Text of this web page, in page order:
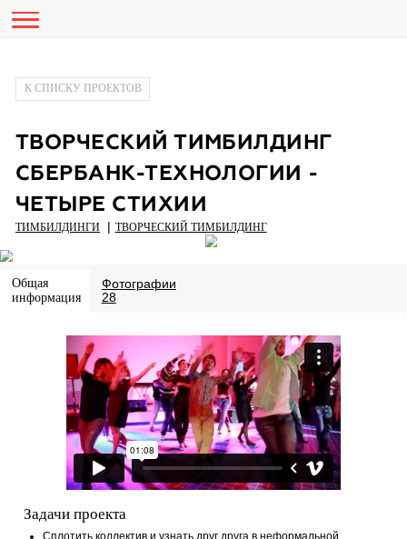
К СПИСКУ ПРОЕКТОВ
ТВОРЧЕСКИЙ ТИМБИЛДИНГ
СБЕРБАНК-ТЕХНОЛОГИИ -
ЧЕТЫРЕ СТИХИИ
информация
Фотографии
28